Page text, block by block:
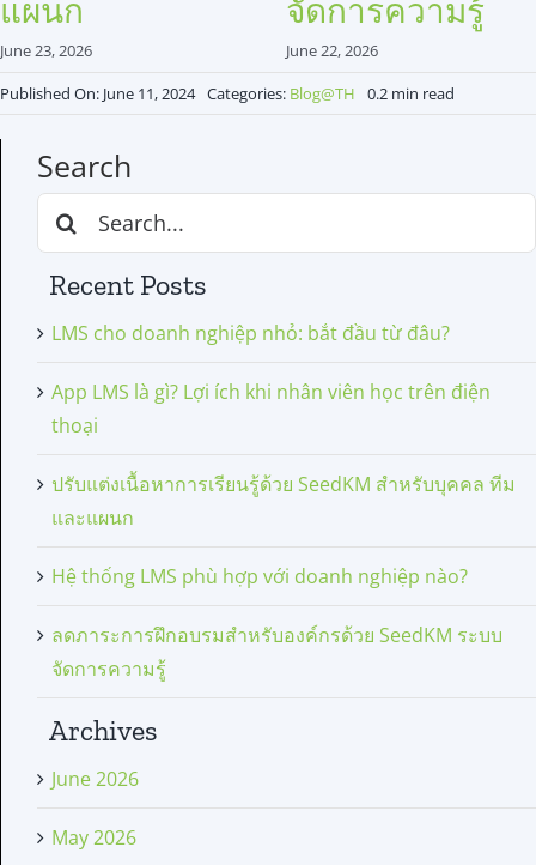
แผนก
June 23, 2026
จัดการความรู้
June 22, 2026
Published On: June 11, 2024 Categories: Blog@TH 0.2 min read
Search
Search
for:
Recent Posts
LMS cho doanh nghiệp nhỏ: bắt đầu từ đâu?
App LMS là gì? Lợi ích khi nhân viên học trên điện
thoại
ปรับแต่งเนื้อหาการเรียนรู้ด้วย SeedKM สำหรับบุคคล ทีม
และแผนก
Hệ thống LMS phù hợp với doanh nghiệp nào?
ลดภาระการฝึกอบรมสำหรับองค์กรด้วย SeedKM ระบบ
จัดการความรู้
Archives
June 2026
May 2026